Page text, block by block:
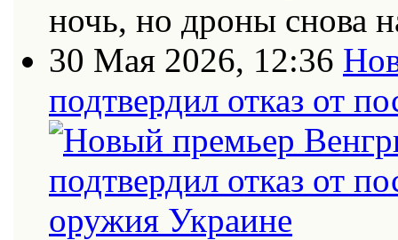
ночь, но дроны снова
30 Мая 2026, 12:36
подтвердил отказ от